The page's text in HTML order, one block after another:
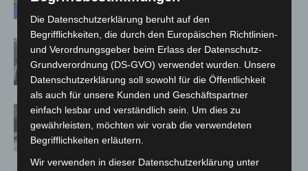
Celle: Mensch stirbt bei Bagger-Unfall
auf Baustelle
Gasleitung bei McDonald’s-Umbau in
Langenhagen beschädigt
Die Datenschutzerklärung beruht auf den
Begrifflichkeiten, die durch den Europäischen Richtlinien-
und Verordnungsgeber beim Erlass der Datenschutz-
Grundverordnung (DS-GVO) verwendet wurden. Unsere
Datenschutzerklärung soll sowohl für die Öffentlichkeit
als auch für unsere Kunden und Geschäftspartner
einfach lesbar und verständlich sein. Um dies zu
gewährleisten, möchten wir vorab die verwendeten
Begrifflichkeiten erläutern.
Wir verwenden in dieser Datenschutzerklärung unter